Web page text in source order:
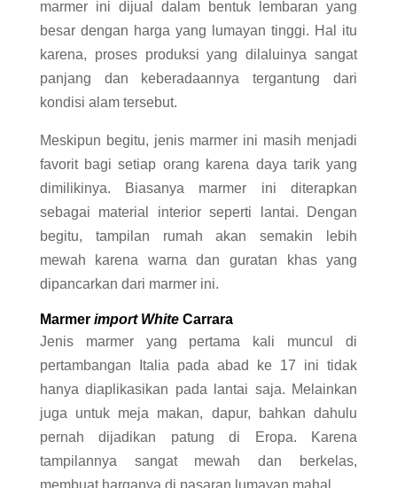
marmer ini dijual dalam bentuk lembaran yang
besar dengan harga yang lumayan tinggi. Hal itu
karena, proses produksi yang dilaluinya sangat
panjang dan keberadaannya tergantung dari
kondisi alam tersebut.
Meskipun begitu, jenis marmer ini masih menjadi
favorit bagi setiap orang karena daya tarik yang
dimilikinya. Biasanya marmer ini diterapkan
sebagai material interior seperti lantai. Dengan
begitu, tampilan rumah akan semakin lebih
mewah karena warna dan guratan khas yang
dipancarkan dari marmer ini.
Marmer import WhiteCarrara
Jenis marmer yang pertama kali muncul di
pertambangan Italia pada abad ke 17 ini tidak
hanya diaplikasikan pada lantai saja. Melainkan
juga untuk meja makan, dapur, bahkan dahulu
pernah dijadikan patung di Eropa. Karena
tampilannya sangat mewah dan berkelas,
membuat harganya di pasaran lumayan mahal.